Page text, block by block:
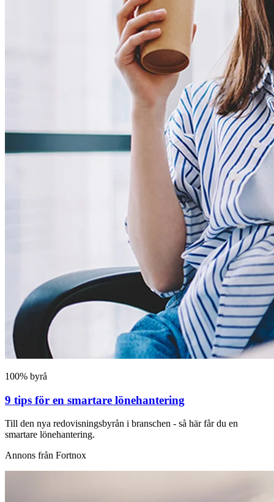
100% byrå
9 tips för en smartare lönehantering
Till den nya redovisningsbyrån i branschen - så här får du en
smartare lönehantering.
Annons från Fortnox